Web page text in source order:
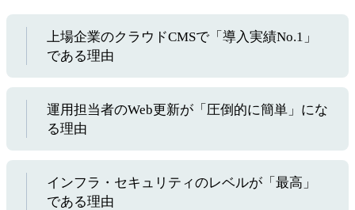
上場企業のクラウドCMSで「導入実績No.1」
である理由
運用担当者のWeb更新が「圧倒的に簡単」にな
る理由
インフラ・セキュリティのレベルが「最高」
である理由